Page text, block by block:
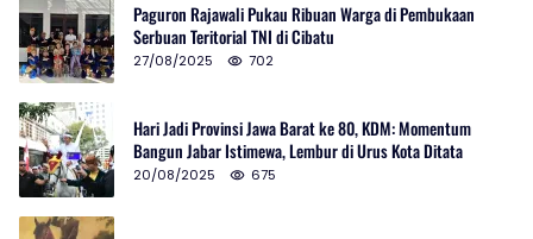
Paguron Rajawali Pukau Ribuan Warga di Pembukaan
Serbuan Teritorial TNI di Cibatu
27/08/2025 702
Hari Jadi Provinsi Jawa Barat ke 80, KDM: Momentum
Bangun Jabar Istimewa, Lembur di Urus Kota Ditata
20/08/2025 675